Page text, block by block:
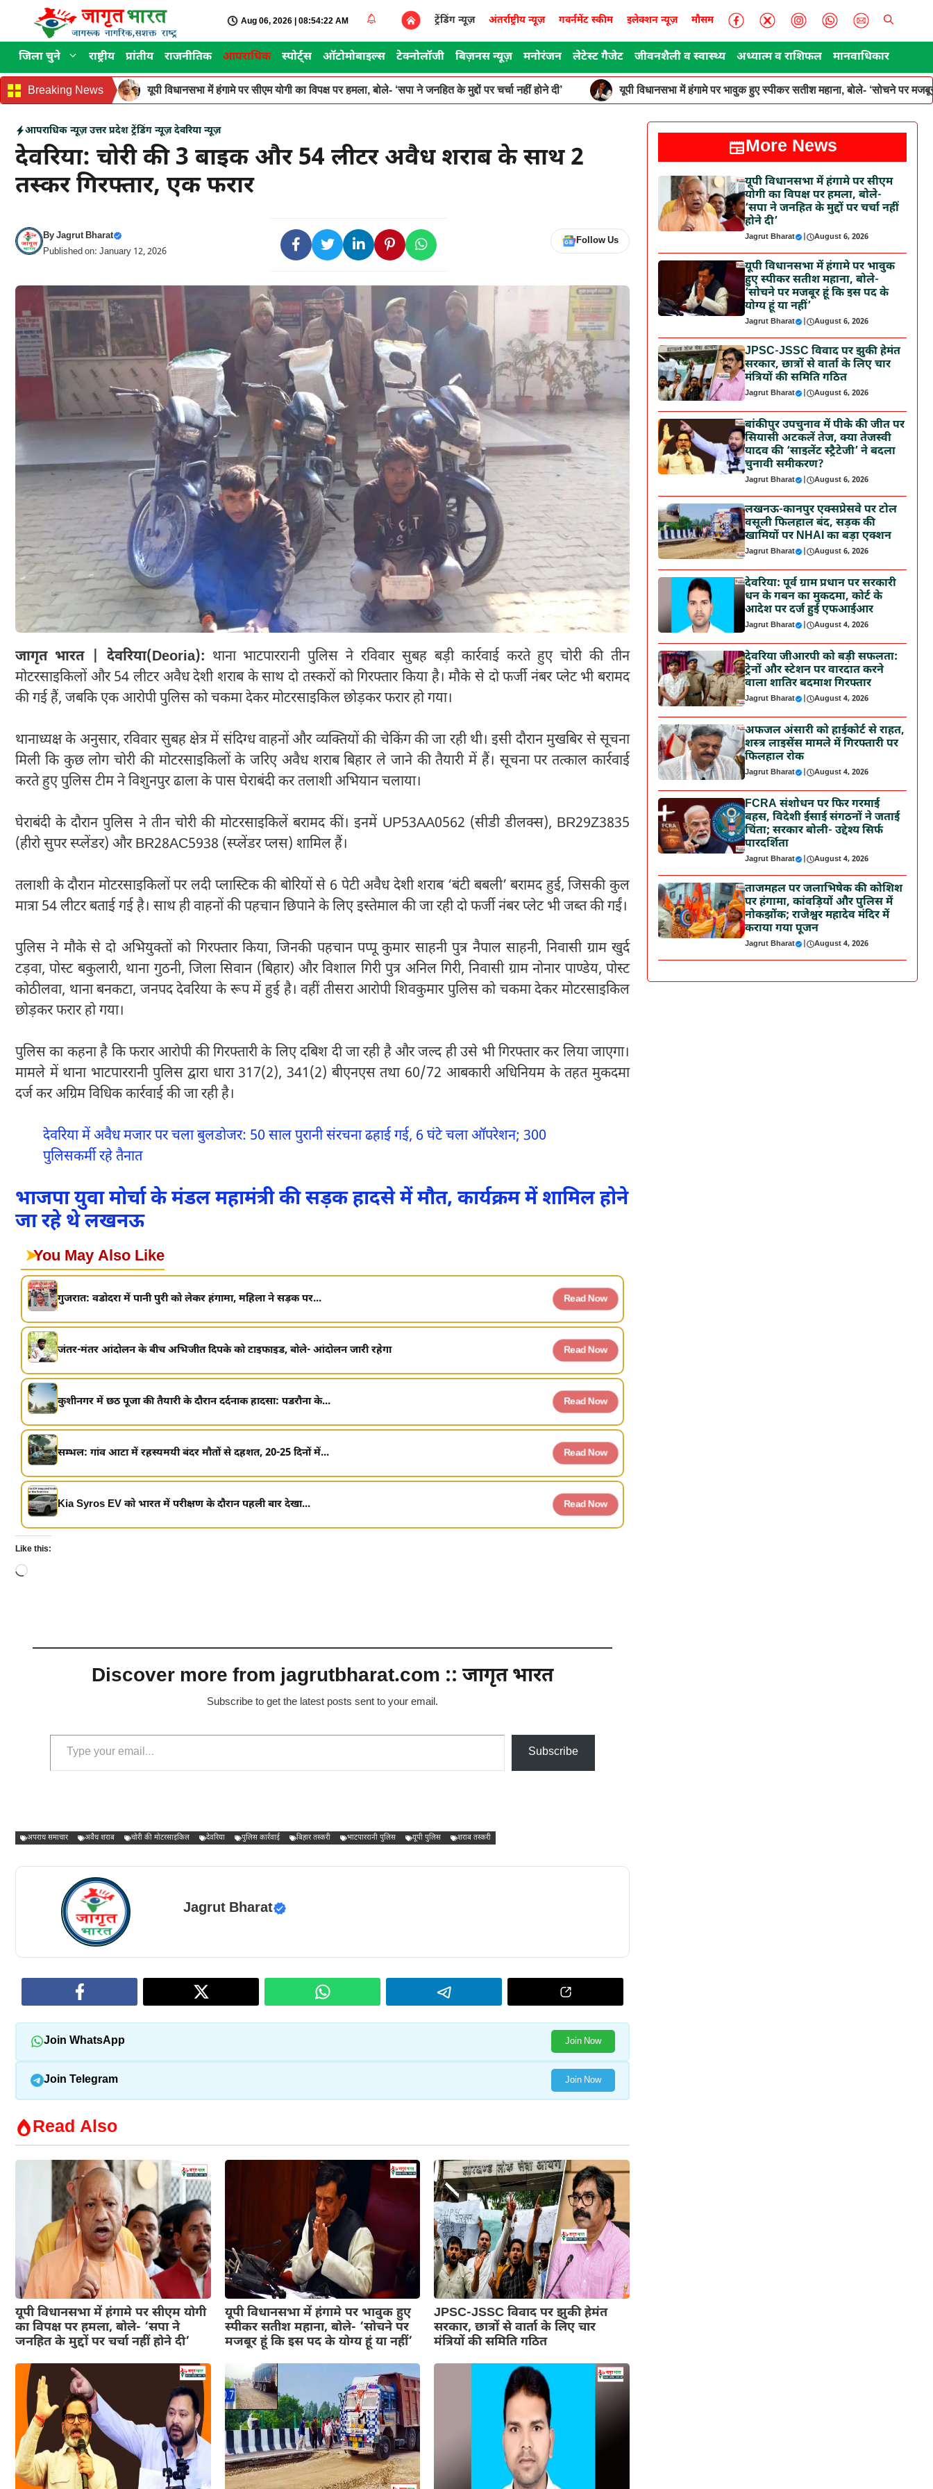
content
Aug 06, 2026 | 08:54:22 AM ट्रेंडिंग न्यूज़ अंतर्राष्ट्रीय न्यूज़ गवर्नमेंट स्कीम इलेक्शन न्यूज़ मौसम
जिला चुने राष्ट्रीय प्रांतीय राजनीतिक आपराधिक स्पोर्ट्स ऑटोमोबाइल्स टेक्नोलॉजी बिज़नस न्यूज़ मनोरंजन लेटेस्ट गैजेट जीवनशैली व स्वास्थ्य अध्यात्म व राशिफल मानवाधिकार
Breaking News यूपी विधानसभा में हंगामे पर सीएम योगी का विपक्ष पर हमला, बोले- ‘सपा ने जनहित के मुद्दों पर चर्चा नहीं होने दी’ यूपी विधानसभा में हंगामे पर भावुक हुए स्पीकर सतीश महाना, बोले- ‘सोचने पर
आपराधिक न्यूज़ उत्तर प्रदेश ट्रेंडिंग न्यूज़ देवरिया न्यूज़
देवरिया: चोरी की 3 बाइक और 54 लीटर अवैध शराब के साथ 2
तस्कर गिरफ्तार, एक फरार
ByJagrut Bharat
Published on: January 12, 2026
Follow Us
जागृत भारत | देवरिया(Deoria): थाना भाटपाररानी पुलिस ने रविवार सुबह बड़ी कार्रवाई करते हुए चोरी की तीन
मोटरसाइकिलों और 54 लीटर अवैध देशी शराब के साथ दो तस्करों को गिरफ्तार किया है। मौके से दो फर्जी नंबर प्लेट भी बरामद
की गई हैं, जबकि एक आरोपी पुलिस को चकमा देकर मोटरसाइकिल छोड़कर फरार हो गया।
थानाध्यक्ष के अनुसार, रविवार सुबह क्षेत्र में संदिग्ध वाहनों और व्यक्तियों की चेकिंग की जा रही थी। इसी दौरान मुखबिर से सूचना
मिली कि कुछ लोग चोरी की मोटरसाइकिलों के जरिए अवैध शराब बिहार ले जाने की तैयारी में हैं। सूचना पर तत्काल कार्रवाई
करते हुए पुलिस टीम ने विशुनपुर ढाला के पास घेराबंदी कर तलाशी अभियान चलाया।
घेराबंदी के दौरान पुलिस ने तीन चोरी की मोटरसाइकिलें बरामद कीं। इनमें UP53AA0562 (सीडी डीलक्स), BR29Z3835
(हीरो सुपर स्प्लेंडर) और BR28AC5938 (स्प्लेंडर प्लस) शामिल हैं।
तलाशी के दौरान मोटरसाइकिलों पर लदी प्लास्टिक की बोरियों से 6 पेटी अवैध देशी शराब ‘बंटी बबली’ बरामद हुई, जिसकी कुल
मात्रा 54 लीटर बताई गई है। साथ ही वाहनों की पहचान छिपाने के लिए इस्तेमाल की जा रही दो फर्जी नंबर प्लेट भी जब्त की गईं।
पुलिस ने मौके से दो अभियुक्तों को गिरफ्तार किया, जिनकी पहचान पप्पू कुमार साहनी पुत्र नैपाल साहनी, निवासी ग्राम खुर्द
टड़वा, पोस्ट बकुलारी, थाना गुठनी, जिला सिवान (बिहार) और विशाल गिरी पुत्र अनिल गिरी, निवासी ग्राम नोनार पाण्डेय, पोस्ट
कोठीलवा, थाना बनकटा, जनपद देवरिया के रूप में हुई है। वहीं तीसरा आरोपी शिवकुमार पुलिस को चकमा देकर मोटरसाइकिल
छोड़कर फरार हो गया।
पुलिस का कहना है कि फरार आरोपी की गिरफ्तारी के लिए दबिश दी जा रही है और जल्द ही उसे भी गिरफ्तार कर लिया जाएगा।
मामले में थाना भाटपाररानी पुलिस द्वारा धारा 317(2), 341(2) बीएनएस तथा 60/72 आबकारी अधिनियम के तहत मुकदमा
दर्ज कर अग्रिम विधिक कार्रवाई की जा रही है।
देवरिया में अवैध मजार पर चला बुलडोजर: 50 साल पुरानी संरचना ढहाई गई, 6 घंटे चला ऑपरेशन; 300
पुलिसकर्मी रहे तैनात
भाजपा युवा मोर्चा के मंडल महामंत्री की सड़क हादसे में मौत, कार्यक्रम में शामिल होने
जा रहे थे लखनऊ
➤You May Also Like
गुजरात: वडोदरा में पानी पुरी को लेकर हंगामा, महिला ने सड़क पर... Read Now
जंतर-मंतर आंदोलन के बीच अभिजीत दिपके को टाइफाइड, बोले- आंदोलन जारी रहेगा Read Now
कुशीनगर में छठ पूजा की तैयारी के दौरान दर्दनाक हादसा: पडरौना के... Read Now
सम्भल: गांव आटा में रहस्यमयी बंदर मौतों से दहशत, 20-25 दिनों में... Read Now
Kia Syros EV को भारत में परीक्षण के दौरान पहली बार देखा... Read Now
Like this:
Loading…
Discover more from jagrutbharat.com :: जागृत भारत
Subscribe to get the latest posts sent to your email.
Type your email…
Subscribe
अपराध समाचार अवैध शराब चोरी की मोटरसाइकिल देवरिया पुलिस कार्रवाई बिहार तस्करी भाटपाररानी पुलिस यूपी पुलिस शराब तस्करी
Jagrut Bharat
Join WhatsApp Join Now
Join Telegram Join Now
Read Also
यूपी विधानसभा में हंगामे पर सीएम योगी
का विपक्ष पर हमला, बोले- ‘सपा ने
जनहित के मुद्दों पर चर्चा नहीं होने दी’
यूपी विधानसभा में हंगामे पर भावुक हुए
स्पीकर सतीश महाना, बोले- ‘सोचने पर
मजबूर हूं कि इस पद के योग्य हूं या नहीं’
JPSC-JSSC विवाद पर झुकी हेमंत
सरकार, छात्रों से वार्ता के लिए चार
मंत्रियों की समिति गठित
More News
यूपी विधानसभा में हंगामे पर सीएम
योगी का विपक्ष पर हमला, बोले-
‘सपा ने जनहित के मुद्दों पर चर्चा नहीं
होने दी’
Jagrut Bharat | August 6, 2026
यूपी विधानसभा में हंगामे पर भावुक
हुए स्पीकर सतीश महाना, बोले-
‘सोचने पर मजबूर हूं कि इस पद के
योग्य हूं या नहीं’
Jagrut Bharat | August 6, 2026
JPSC-JSSC विवाद पर झुकी हेमंत
सरकार, छात्रों से वार्ता के लिए चार
मंत्रियों की समिति गठित
Jagrut Bharat | August 6, 2026
बांकीपुर उपचुनाव में पीके की जीत पर
सियासी अटकलें तेज, क्या तेजस्वी
यादव की ‘साइलेंट स्ट्रैटेजी’ ने बदला
चुनावी समीकरण?
Jagrut Bharat | August 6, 2026
लखनऊ-कानपुर एक्सप्रेसवे पर टोल
वसूली फिलहाल बंद, सड़क की
खामियों पर NHAI का बड़ा एक्शन
Jagrut Bharat | August 6, 2026
देवरिया: पूर्व ग्राम प्रधान पर सरकारी
धन के गबन का मुकदमा, कोर्ट के
आदेश पर दर्ज हुई एफआईआर
Jagrut Bharat | August 4, 2026
देवरिया जीआरपी को बड़ी सफलता:
ट्रेनों और स्टेशन पर वारदात करने
वाला शातिर बदमाश गिरफ्तार
Jagrut Bharat | August 4, 2026
अफजल अंसारी को हाईकोर्ट से राहत,
शस्त्र लाइसेंस मामले में गिरफ्तारी पर
फिलहाल रोक
Jagrut Bharat | August 4, 2026
FCRA संशोधन पर फिर गरमाई
बहस, विदेशी ईसाई संगठनों ने जताई
चिंता; सरकार बोली- उद्देश्य सिर्फ
पारदर्शिता
Jagrut Bharat | August 4, 2026
ताजमहल पर जलाभिषेक की कोशिश
पर हंगामा, कांवड़ियों और पुलिस में
नोकझोंक; राजेश्वर महादेव मंदिर में
कराया गया पूजन
Jagrut Bharat | August 4, 2026